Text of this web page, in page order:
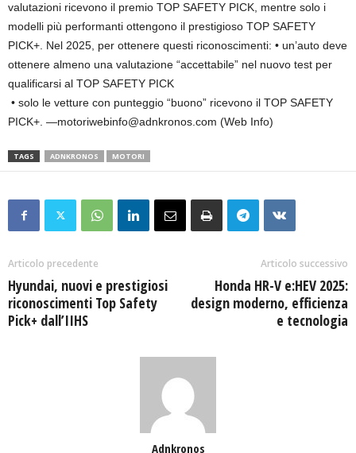
valutazioni ricevono il premio TOP SAFETY PICK, mentre solo i
modelli più performanti ottengono il prestigioso TOP SAFETY
PICK+. Nel 2025, per ottenere questi riconoscimenti: • un’auto deve
ottenere almeno una valutazione “accettabile” nel nuovo test per
qualificarsi al TOP SAFETY PICK
• solo le vetture con punteggio “buono” ricevono il TOP SAFETY
PICK+. —motoriwebinfo@adnkronos.com (Web Info)
TAGS ADNKRONOS MOTORI
Articolo precedente
Hyundai, nuovi e prestigiosi
riconoscimenti Top Safety
Pick+ dall’IIHS
Articolo successivo
Honda HR-V e:HEV 2025:
design moderno, efficienza
e tecnologia
Adnkronos